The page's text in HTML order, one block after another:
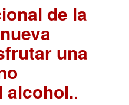
de la
una
alcohol..